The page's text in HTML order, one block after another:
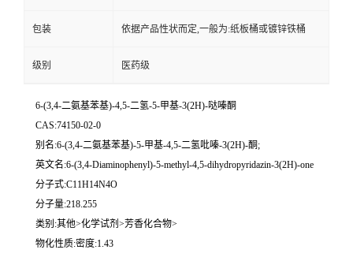
包装 依据产品性状而定,一般为:纸板桶或镀锌铁桶
级别 医药级
6-(3,4-二氨基苯基)-4,5-二氢-5-甲基-3(2H)-哒嗪酮
CAS:74150-02-0
别名:6-(3,4-二氨基苯基)-5-甲基-4,5-二氢吡嗪-3(2H)-酮;
英文名:6-(3,4-Diaminophenyl)-5-methyl-4,5-dihydropyridazin-3(2H)-one
分子式:C11H14N4O
分子量:218.255
类别:其他>化学试剂>芳香化合物>
物化性质:密度:1.43